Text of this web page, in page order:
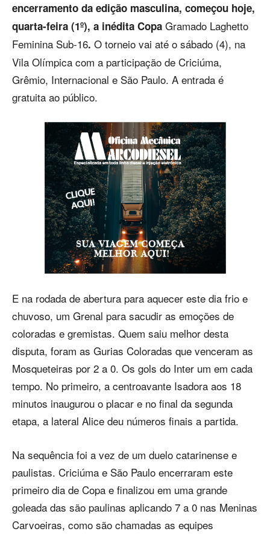
encerramento da edição masculina, começou hoje,
quarta-feira (1º), a inédita Copa Gramado Laghetto
Feminina Sub-16. O torneio vai até o sábado (4), na
Vila Olímpica com a participação de Criciúma,
Grêmio, Internacional e São Paulo. A entrada é
gratuita ao público.
E na rodada de abertura para aquecer este dia frio e
chuvoso, um Grenal para sacudir as emoções de
coloradas e gremistas. Quem saiu melhor desta
disputa, foram as Gurias Coloradas que venceram as
Mosqueteiras por 2 a 0. Os gols do Inter um em cada
tempo. No primeiro, a centroavante Isadora aos 18
minutos inaugurou o placar e no final da segunda
etapa, a lateral Alice deu números finais a partida.
Na sequência foi a vez de um duelo catarinense e
paulistas. Criciúma e São Paulo encerraram este
primeiro dia de Copa e finalizou em uma grande
goleada das são paulinas aplicando 7 a 0 nas Meninas
Carvoeiras, como são chamadas as equipes